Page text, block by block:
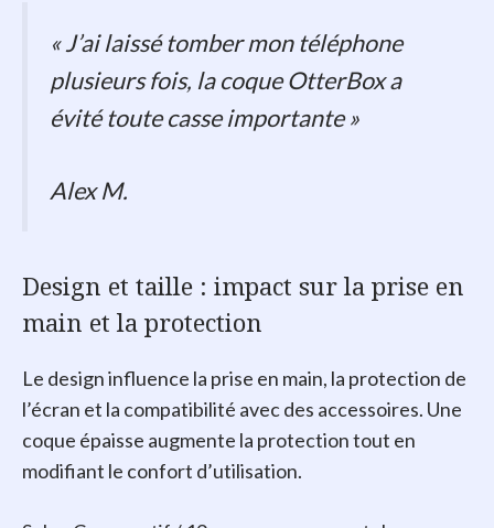
« J’ai laissé tomber mon téléphone
plusieurs fois, la coque OtterBox a
évité toute casse importante »
Alex M.
Design et taille : impact sur la prise en
main et la protection
Le design influence la prise en main, la protection de
l’écran et la compatibilité avec des accessoires. Une
coque épaisse augmente la protection tout en
modifiant le confort d’utilisation.